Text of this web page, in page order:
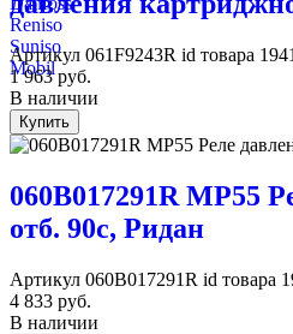
Reniso
Suniso
Mobil
Артикул 061F9243R id товара
1 963руб.
В наличии
Купить
060B017291R MP55
отб. 90с, Ридан
Артикул 060B017291R id товара
4 833 руб.
В наличии